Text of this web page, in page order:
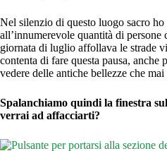
Nel silenzio di questo luogo sacro ho
all’innumerevole quantità di persone
giornata di luglio affollava le strade
contenta di fare questa pausa, anche
vedere delle antiche bellezze che mai
Spalanchiamo quindi la finestra
verrai ad affacciarti?